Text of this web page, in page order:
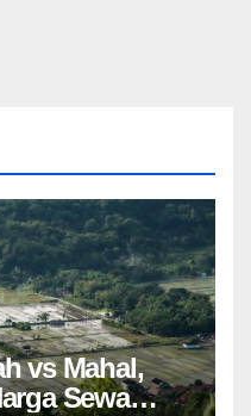
vs Mahal,
Sewa